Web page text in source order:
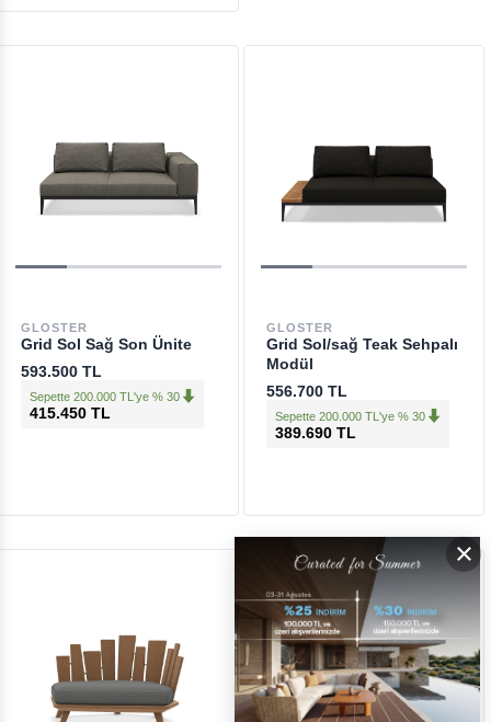
GLOSTER
Grid Sol Sağ Son Ünite
593.500 TL
Sepette 200.000 TL'ye % 30
415.450 TL
GLOSTER
Grid Sol/sağ Teak Sehpalı
Modül
556.700 TL
Sepette 200.000 TL'ye % 30
389.690 TL
×